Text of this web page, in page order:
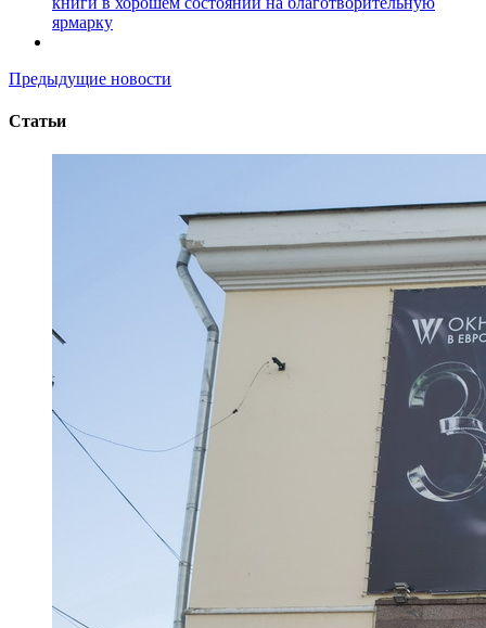
ярмарку
Предыдущие новости
Статьи